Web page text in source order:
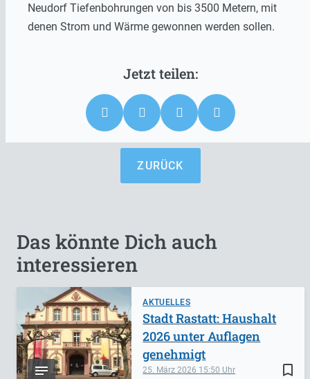
Neudorf Tiefenbohrungen von bis 3500 Metern, mit
denen Strom und Wärme gewonnen werden sollen.
ZURÜCK
Das könnte Dich auch
interessieren
AKTUELLES
bookmark_border
25. März 2026 15:50
Stadt Rastatt: Haushalt
2026 unter Auflagen
genehmigt